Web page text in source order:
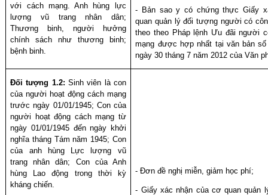
với cách mạng. Anh hùng lực
lượng vũ trang nhân dân;
Thương binh, người hưởng
chính sách như thương binh;
bệnh binh.
- Bản sao y có chứng thựcGiấy
quan quản lý đối tượng người có
theo theo Pháp lệnh Ưu đãi người
mạng được hợp nhất tại văn bản số
ngày 30 tháng 7 năm 2012 của Văn
Đối tượng 1.2: Sinh viên là con
của người hoạt động cách mạng
trước ngày 01/01/1945; Con của
người hoạt động cách mạng từ
ngày 01/01/1945 đến ngày khởi
nghĩa tháng Tám năm 1945; Con
của anh hùng Lực lượng vũ
trang nhân dân; Con của Anh
hùng Lao động trong thời kỳ
kháng chiến.
- Đơn đề nghị miễn, giảm học phí;
- Giấy xác nhận của cơ quan quản